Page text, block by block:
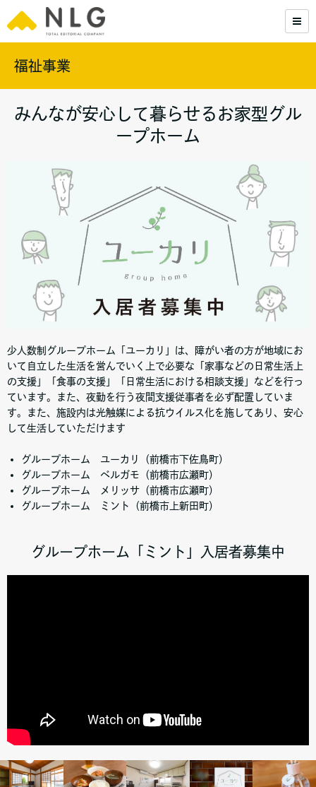
福祉事業
みんなが安心して暮らせるお家型グル
ープホーム
少人数制グループホーム「ユーカリ」は、障がい者の方が地域にお
いて自立した生活を営んでいく上で必要な「家事などの日常生活上
の支援」「食事の支援」「日常生活における相談支援」などを行っ
ています。また、夜勤を行う夜間支援従事者を必ず配置していま
す。また、施設内は光触媒による抗ウイルス化を施してあり、安心
して生活していただけます
グループホーム ユーカリ（前橋市下佐鳥町）
グループホーム ベルガモ（前橋市広瀬町）
グループホーム メリッサ（前橋市広瀬町）
グループホーム ミント（前橋市上新田町）
グループホーム「ミント」入居者募集中